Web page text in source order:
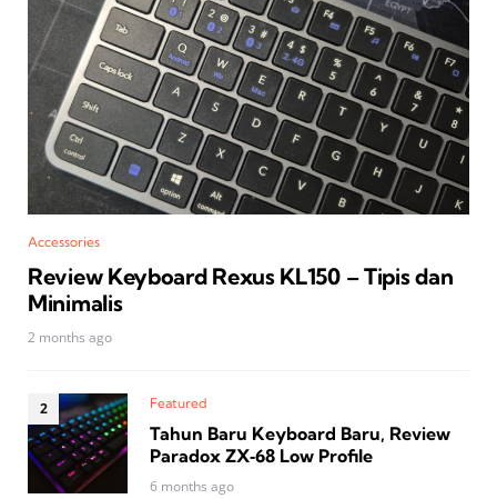
Accessories
Review Keyboard Rexus KL150 – Tipis dan
Minimalis
2 months ago
Featured
Tahun Baru Keyboard Baru, Review
Paradox ZX‑68 Low Profile
6 months ago